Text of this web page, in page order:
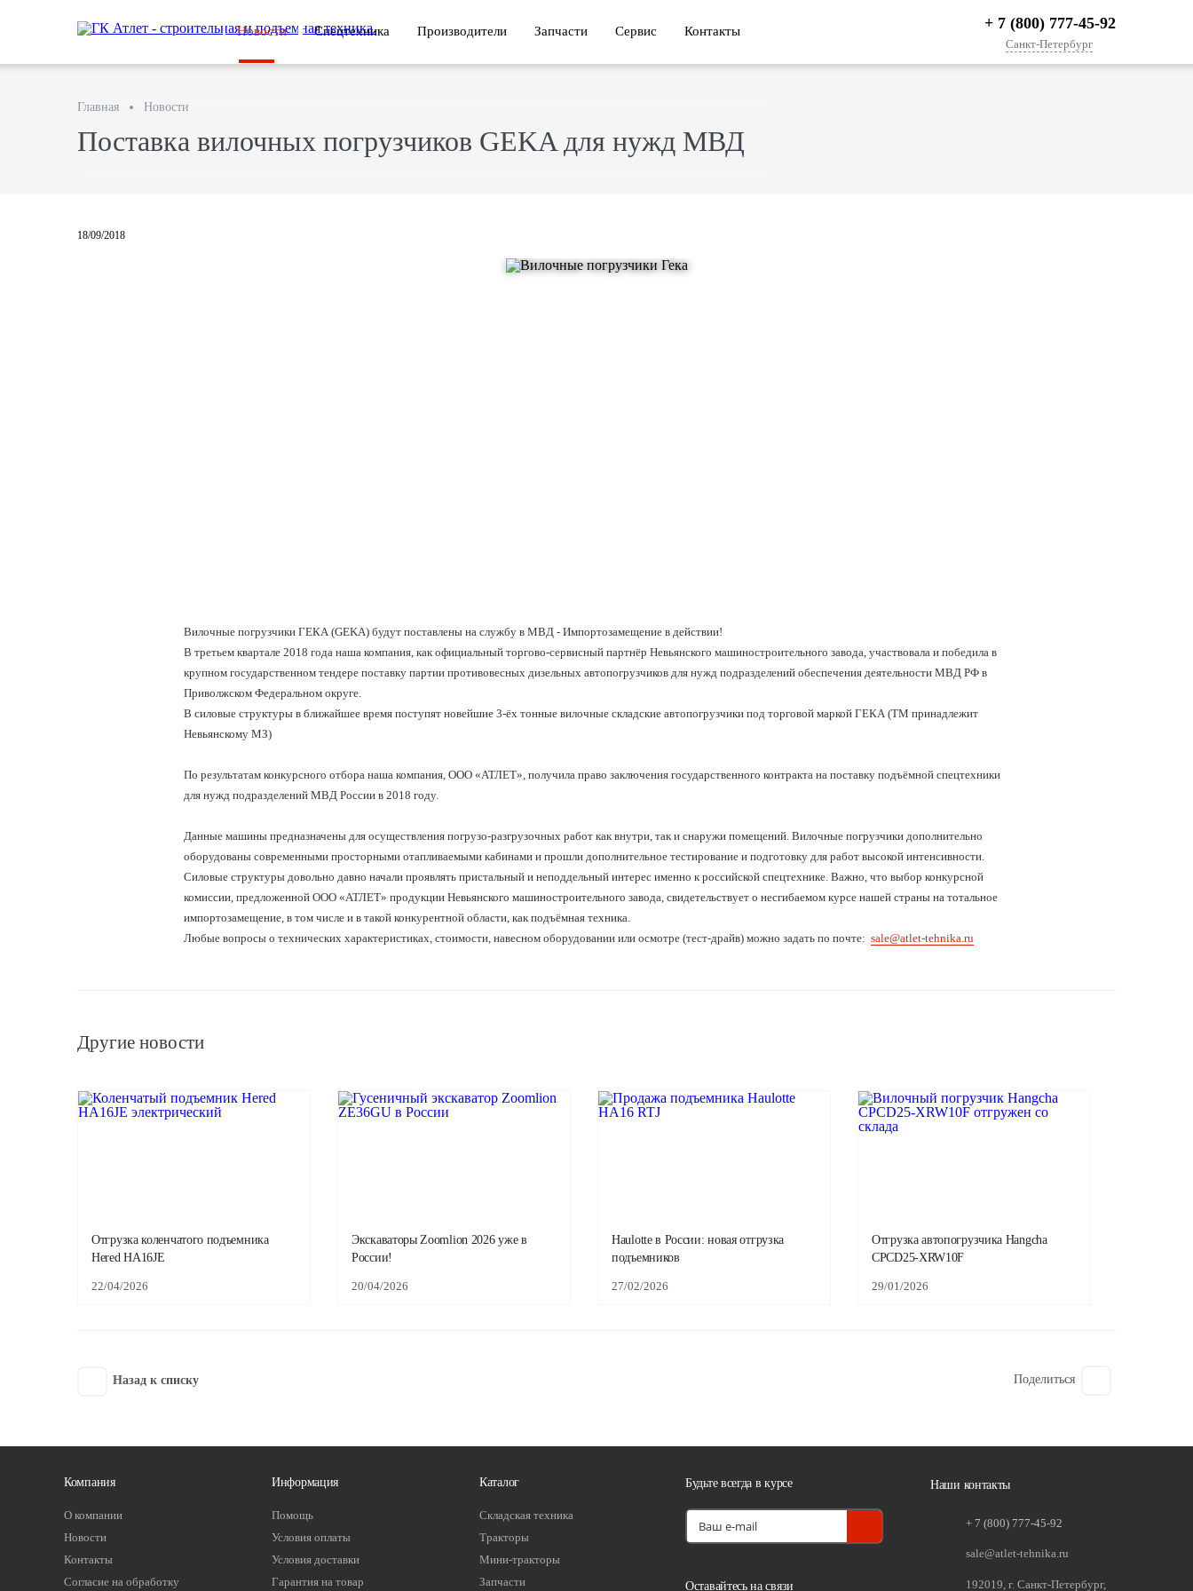
+ 7 (800) 777-45-92
Санкт-Петербург
Новости Спецтехника Производители Запчасти Сервис Контакты
Главная Новости
Поставка вилочных погрузчиков GEKA для нужд МВД
18/09/2018
Вилочные погрузчики ГЕКА (GEKA) будут поставлены на службу в МВД - Импортозамещение в действии!
В третьем квартале 2018 года наша компания, как официальный торгово-сервисный партнёр Невьянского машиностроительного завода, участвовала и победила в
крупном государственном тендере поставку партии противовесных дизельных автопогрузчиков для нужд подразделений обеспечения деятельности МВД РФ в
Приволжском Федеральном округе.
В силовые структуры в ближайшее время поступят новейшие 3-ёх тонные вилочные складские автопогрузчики под торговой маркой ГЕКА (ТМ принадлежит
Невьянскому МЗ)
По результатам конкурсного отбора наша компания, ООО «АТЛЕТ», получила право заключения государственного контракта на поставку подъёмной спецтехники
для нужд подразделений МВД России в 2018 году.
Данные машины предназначены для осуществления погрузо-разгрузочных работ как внутри, так и снаружи помещений. Вилочные погрузчики дополнительно
оборудованы современными просторными отапливаемыми кабинами и прошли дополнительное тестирование и подготовку для работ высокой интенсивности.
Силовые структуры довольно давно начали проявлять пристальный и неподдельный интерес именно к российской спецтехнике. Важно, что выбор конкурсной
комиссии, предложенной ООО «АТЛЕТ» продукции Невьянского машиностроительного завода, свидетельствует о несгибаемом курсе нашей страны на тотальное
импортозамещение, в том числе и в такой конкурентной области, как подъёмная техника.
Любые вопросы о технических характеристиках, стоимости, навесном оборудовании или осмотре (тест-драйв) можно задать по почте: sale@atlet-tehnika.ru
Другие новости
Отгрузка коленчатого подъемника
Hered HA16JE
22/04/2026
Экскаваторы Zoomlion 2026 уже в
России!
20/04/2026
Haulotte в России: новая отгрузка
подъемников
27/02/2026
Отгрузка автопогрузчика Hangcha
CPCD25-XRW10F
29/01/2026
Назад к списку Поделиться
Компания
О компании
Новости
Контакты
Согласие на обработку
Информация
Помощь
Условия оплаты
Условия доставки
Гарантия на товар
Каталог
Складская техника
Тракторы
Мини-тракторы
Запчасти
Будьте всегда в курсе
Оставайтесь на связи
Наши контакты
+ 7 (800) 777-45-92
sale@atlet-tehnika.ru
192019, г. Санкт-Петербург,